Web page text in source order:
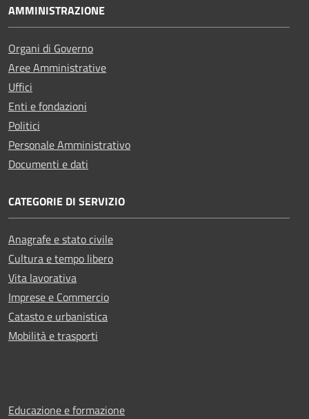
AMMINISTRAZIONE
Organi di Governo
Aree Amministrative
Uffici
Enti e fondazioni
Politici
Personale Amministrativo
Documenti e dati
CATEGORIE DI SERVIZIO
Anagrafe e stato civile
Cultura e tempo libero
Vita lavorativa
Imprese e Commercio
Catasto e urbanistica
Mobilità e trasporti
Educazione e formazione